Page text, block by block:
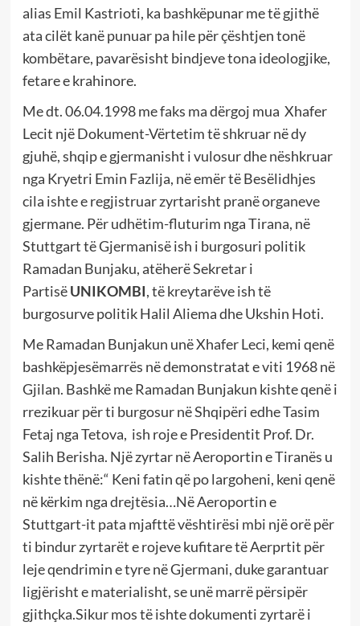
alias Emil Kastrioti, ka bashkëpunar me të gjithë
ata cilët kanë punuar pa hile për çështjen tonë
kombëtare, pavarësisht bindjeve tona ideologjike,
fetare e krahinore.
Me dt. 06.04.1998 me faks ma dërgoj mua Xhafer
Lecit një Dokument-Vërtetim të shkruar në dy
gjuhë, shqip e gjermanisht i vulosur dhe nëshkruar
nga Kryetri Emin Fazlija, në emër të Besëlidhjes
cila ishte e regjistruar zyrtarisht pranë organeve
gjermane. Për udhëtim-fluturim nga Tirana, në
Stuttgart të Gjermanisë ish i burgosuri politik
Ramadan Bunjaku, atëherë Sekretar i
PartisëUNIKOMBI, të kreytarëve ish të
burgosurve politik Halil Aliema dhe Ukshin Hoti.
Me Ramadan Bunjakun unë Xhafer Leci, kemi qenë
bashkëpjesëmarrës në demonstratat e viti 1968 në
Gjilan. Bashkë me Ramadan Bunjakun kishte qenë i
rrezikuar për ti burgosur në Shqipëri edhe Tasim
Fetaj nga Tetova, ish roje e Presidentit Prof. Dr.
Salih Berisha. Një zyrtar në Aeroportin e Tiranës u
kishte thënë:“ Keni fatin që po largoheni, keni qenë
në kërkim nga drejtësia…Në Aeroportin e
Stuttgart-it pata mjafttë vështirësi mbi një orë për
ti bindur zyrtarët e rojeve kufitare të Aerprtit për
leje qendrimin e tyre në Gjermani, duke garantuar
ligjërisht e materialisht, se unë marrë përsipër
gjithçka.Sikur mos të ishte dokumenti zyrtarë i